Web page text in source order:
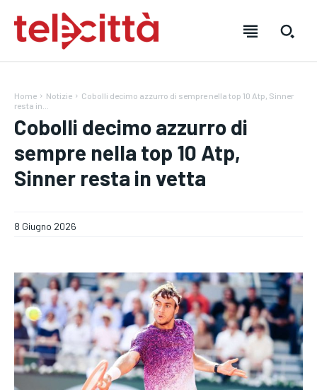
DIRETTA TELECITTÀ
NOTIZIE
CRONACA
VENETO
POLITICA
DIRETTA TELECITTÀ
NOTIZIE
CRONACA
VENETO
POLITICA
DIRETTA TELECITTÀ
NOTIZIE
CRONACA
VENETO
POLITICA
Home Notizie
Cobolli decimo azzurro di sempre nella top 10 Atp, Sinner
resta in...
Cobolli decimo azzurro di
sempre nella top 10 Atp,
Sinner resta in vetta
8 Giugno 2026